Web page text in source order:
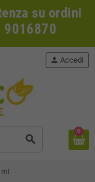
su ordini
9016870
search
person Accedi
0